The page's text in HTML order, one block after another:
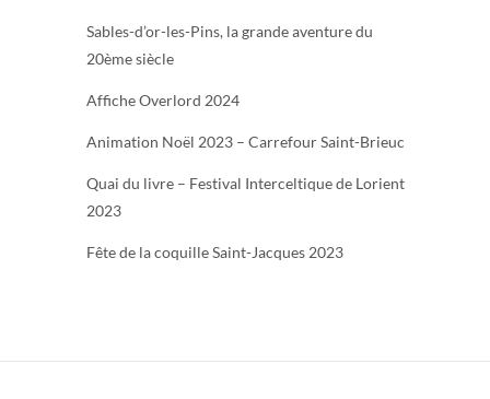
Sables-d’or-les-Pins, la grande aventure du
20ème siècle
Affiche Overlord 2024
Animation Noël 2023 – Carrefour Saint-Brieuc
Quai du livre – Festival Interceltique de Lorient
2023
Fête de la coquille Saint-Jacques 2023